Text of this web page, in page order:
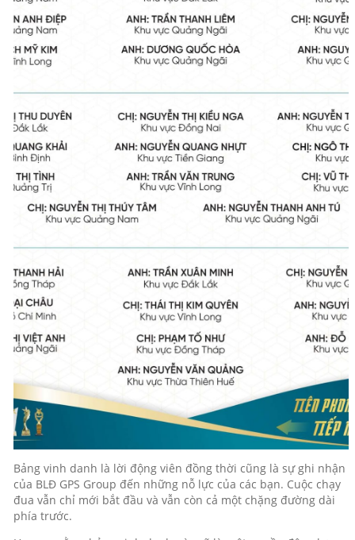
Bảng vinh danh là lời động viên đồng thời cũng là sự ghi nhận
của BLĐ GPS Group đến những nỗ lực của các bạn. Cuộc chạy
đua vẫn chỉ mới bắt đầu và vẫn còn cả một chặng đường dài
phía trước.